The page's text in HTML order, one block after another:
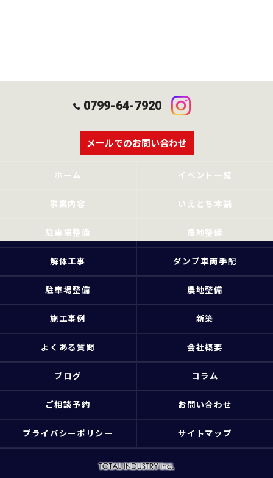
0799-64-7920
メールでのお問い合わせ
ホーム イベント一覧
事業内容 いえとち本舗
駐車場整備 農地整備
解体工事 ダンプ車両手配
駐車場整備 農地整備
施工事例 新築
よくある質問 会社概要
ブログ コラム
ご相談予約 お問い合わせ
プライバシーポリシー サイトマップ